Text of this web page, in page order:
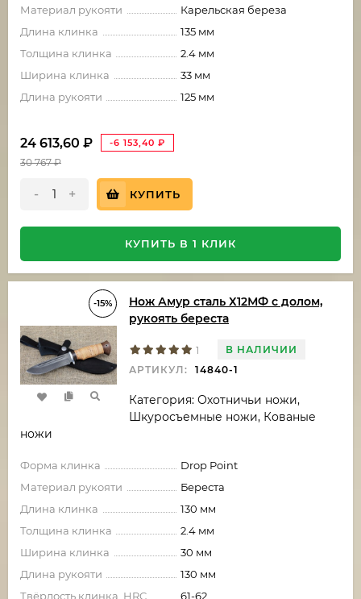
Материал рукояти
Карельская береза
Длина клинка
135 мм
Толщина клинка
2.4 мм
Ширина клинка
33 мм
Длина рукояти
125 мм
24 613,60 ₽ -6 153,40 ₽
30 767₽
- + КУПИТЬ
КУПИТЬ В 1 КЛИК
-15%
Нож Амур сталь Х12МФ с долом,
рукоять береста
1
В НАЛИЧИИ
АРТИКУЛ:
14840-1
Категория: Охотничьи ножи,
Шкуросъемные ножи, Кованые
ножи
Форма клинка
Drop Point
Материал рукояти
Береста
Длина клинка
130 мм
Толщина клинка
2.4 мм
Ширина клинка
30 мм
Длина рукояти
130 мм
Твёрдость клинка, HRC
61-62